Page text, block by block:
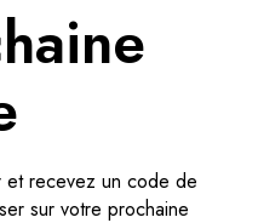
et recevez un code de
sur votre prochaine